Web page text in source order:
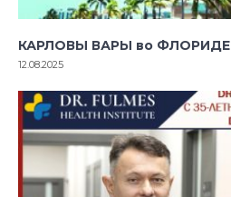
КАРЛОВЫ ВАРЫ во ФЛОРИДЕ
12.08.2025